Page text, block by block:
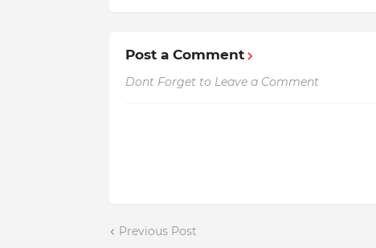
Post a Comment
Dont Forget to Leave a Comment
Previous Post